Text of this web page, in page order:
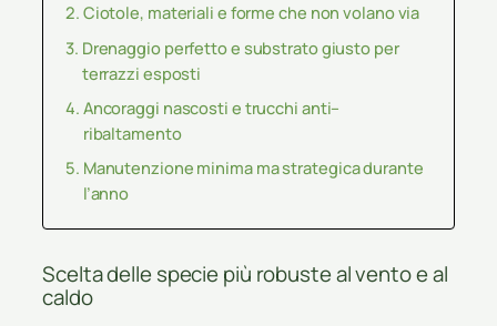
Ciotole, materiali e forme che non volano via
Drenaggio perfetto e substrato giusto per
terrazzi esposti
Ancoraggi nascosti e trucchi anti–
ribaltamento
Manutenzione minima ma strategica durante
l’anno
Scelta delle specie più robuste al vento e al
caldo